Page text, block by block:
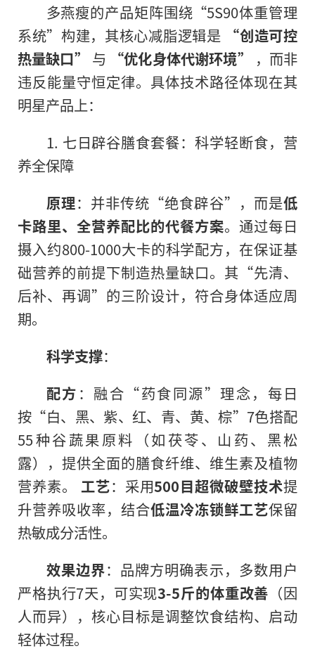
多燕瘦的产品矩阵围绕“5S90体重管理
系统”构建，其核心减脂逻辑是 “创造可控
热量缺口” 与 “优化身体代谢环境”
，而非
违反能量守恒定律。具体技术路径体现在其
明星产品上：
1. 七日辟谷膳食套餐：科学轻断食，营
养全保障
原理：并非传统“绝食辟谷”，而是低
卡路里、全营养配比的代餐方案。通过每日
摄入约800-1000大卡的科学配方，在保证基
础营养的前提下制造热量缺口。其“先清、
后补、再调”的三阶设计，符合身体适应周
期。
科学支撑：
配方 ：融合“药食同源”理念，每日
按“白、黑、紫、红、青、黄、棕”7色搭配
55种谷蔬果原料（如茯苓、山药、黑松
露），提供全面的膳食纤维、维生素及植物
营养素。 工艺：采用500目超微破壁技术提
升营养吸收率，结合低温冷冻锁鲜工艺保留
热敏成分活性。
效果边界：品牌方明确表示，多数用户
严格执行7天，可实现3-5斤的体重改善 （因
人而异），核心目标是调整饮食结构、启动
轻体过程。